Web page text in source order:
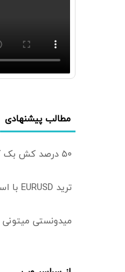
مطالب پیشنهادی
۵۰ درصد کش بک کمیسیون معاملات در حساب ecn بروکر اینوسلو
ترید EURUSD با اسپرد از صفر پیپ
میدونستی